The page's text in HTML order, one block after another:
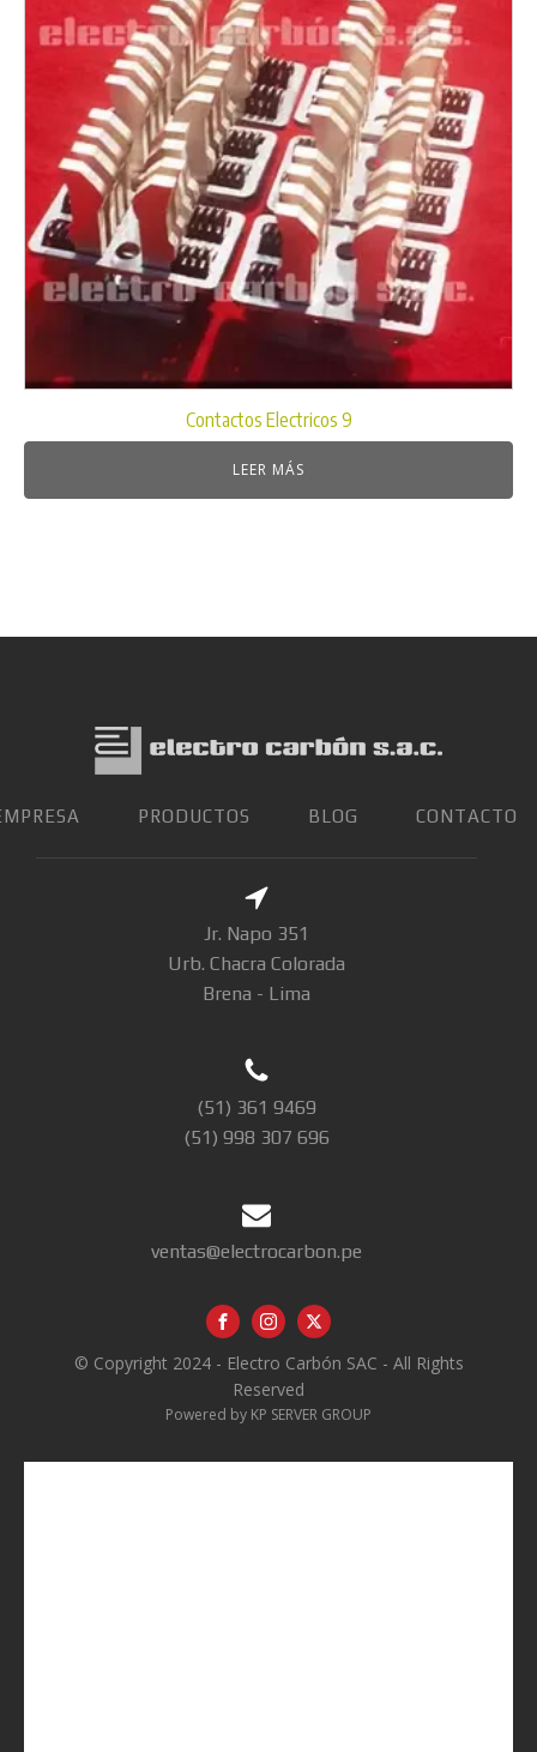
Contactos Electricos 9
LEER MÁS
PRODUCTOS BLOG CONTACTO
Jr. Napo 351
Urb. Chacra Colorada
Brena - Lima
(51) 361 9469
(51) 998 307 696
ventas@electrocarbon.pe
© Copyright 2024 - Electro Carbón SAC - All Rights
Reserved
Powered by KP SERVER GROUP